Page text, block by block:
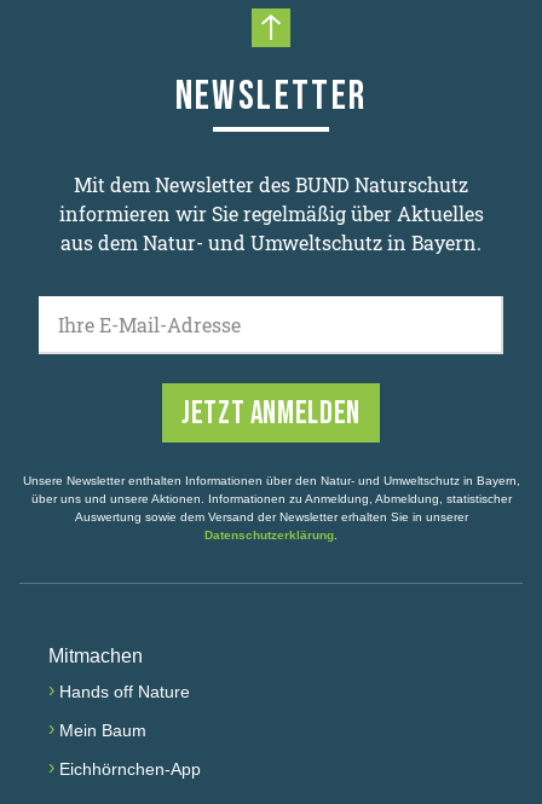
Nach oben scrollen
NEWSLETTER
Mit dem Newsletter des BUND Naturschutz
informieren wir Sie regelmäßig über Aktuelles
aus dem Natur- und Umweltschutz in Bayern.
Ihre E-Mail-Adresse
Unsere Newsletter enthalten Informationen über den Natur- und Umweltschutz in Bayern,
über uns und unsere Aktionen. Informationen zu Anmeldung, Abmeldung, statistischer
Auswertung sowie dem Versand der Newsletter erhalten Sie in unserer
Datenschutzerklärung
Mitmachen
› Hands off Nature
› Mein Baum
› Eichhörnchen-App